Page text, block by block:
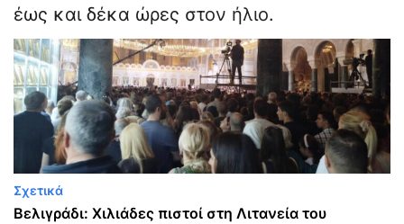
έως και δέκα ώρες στον ήλιο.
Σχετικά
Βελιγράδι: Χιλιάδες πιστοί στη Λιτανεία του